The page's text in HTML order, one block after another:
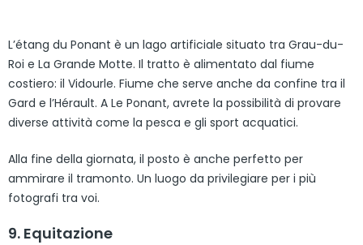
L’étang du Ponant è un lago artificiale situato tra Grau-du-
Roi e La Grande Motte. Il tratto è alimentato dal fiume
costiero: il Vidourle. Fiume che serve anche da confine tra il
Gard e l’Hérault. A Le Ponant, avrete la possibilità di provare
diverse attività come la pesca e gli sport acquatici.
Alla fine della giornata, il posto è anche perfetto per
ammirare il tramonto. Un luogo da privilegiare per i più
fotografi tra voi.
9. Equitazione